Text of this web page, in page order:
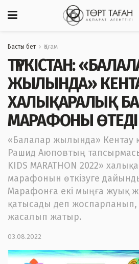
Басты бет Қоғам
ТҮРКІСТАН:
ЖЫЛЫНДА»
ХАЛЫҚАРАЛЫҚ
МАРАФОНЫ ӨТЕДІ
«Балалар жылында» Кентау
Рашид Аюповтың
KIDS MARATHON 2022»
марафонын өткізуге
Марафонға екі мыңға жуық
қатысады деп жоспарланып,
жасалып жатыр.
03.08.2022